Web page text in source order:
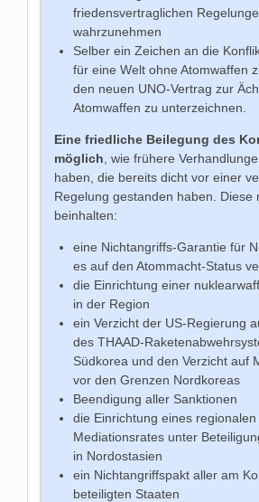
friedensvertraglichen
wahrzunehmen
Selber ein Zeichen an die
für eine Welt ohne Atomwaffen
den neuen UNO-Vertrag zur
Atomwaffen zu unterzeichnen.
Eine friedliche Beilegung des
möglich , wie frühere
haben, die bereits dicht vor einer
Regelung gestanden haben. Diese
beinhalten:
eine Nichtangriffs-Garantie für
es auf den Atommacht-Status
die Einrichtung einer
in der Region
ein Verzicht der US-Regierung
des THAAD-
Südkorea und den Verzicht auf
vor den Grenzen Nordkoreas
Beendigung aller Sanktionen
die Einrichtung eines
Mediationsrates unter
in Nordostasien
ein Nichtangriffspakt aller am
beteiligten Staaten